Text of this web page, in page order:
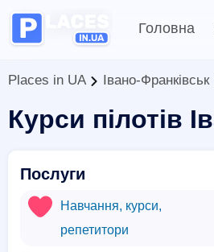
Головна
Places in UA Івано-Франківськ
Курси пілотів
Послуги
Навчання, курси,
репетитори